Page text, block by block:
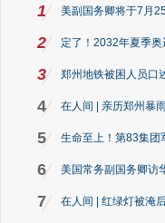
1 美副国务卿将于7月
2 定了！2032年夏季
3 郑州地铁被困人员口
4 在人间 | 亲历郑州暴
5 生命至上！第83集团
6 美国常务副国务卿访
7 在人间 | 红绿灯被淹